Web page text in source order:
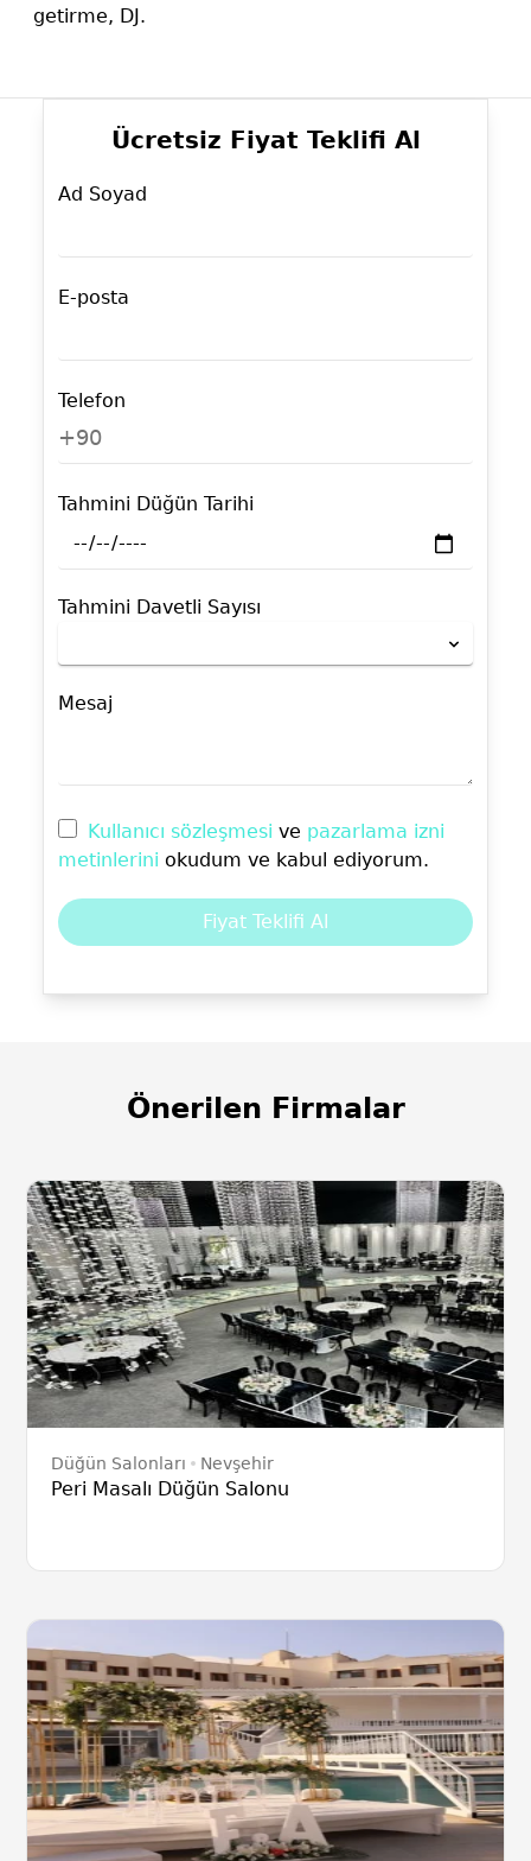
getirme, DJ.
Ücretsiz Fiyat Teklifi Al
Ad Soyad
E-posta
Telefon
+90
Tahmini Düğün Tarihi
Tahmini Davetli Sayısı
Mesaj
Kullanıcı sözleşmesi ve pazarlama izni
metinlerini okudum ve kabul ediyorum.
Fiyat Teklifi Al
Önerilen Firmalar
Düğün Salonları Nevşehir
Peri Masalı Düğün Salonu